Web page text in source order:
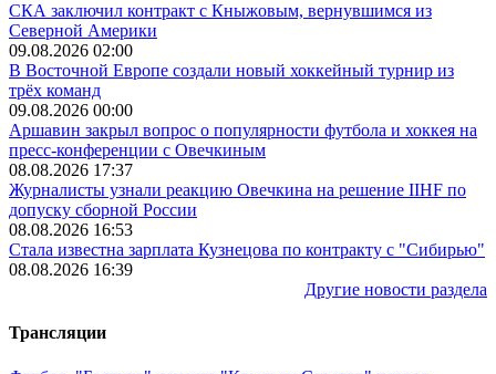
СКА заключил контракт с Кныжовым, вернувшимся из
Северной Америки
09.08.2026 02:00
В Восточной Европе создали новый хоккейный турнир из
трёх команд
09.08.2026 00:00
Аршавин закрыл вопрос о популярности футбола и хоккея на
пресс-конференции с Овечкиным
08.08.2026 17:37
Журналисты узнали реакцию Овечкина на решение IIHF по
допуску сборной России
08.08.2026 16:53
Стала известна зарплата Кузнецова по контракту с "Сибирью"
08.08.2026 16:39
Другие новости раздела
Трансляции